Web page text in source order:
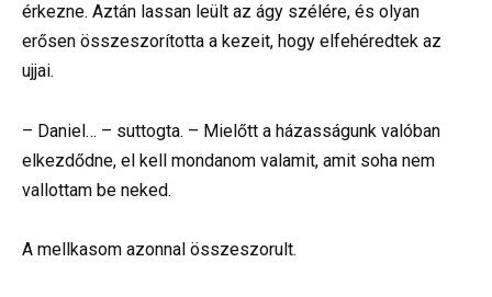
érkezne. Aztán lassan leült az ágy szélére, és olyan
erősen összeszorította a kezeit, hogy elfehéredtek az
ujjai.
– Daniel… – suttogta. – Mielőtt a házasságunk valóban
elkezdődne, el kell mondanom valamit, amit soha nem
vallottam be neked.
A mellkasom azonnal összeszorult.